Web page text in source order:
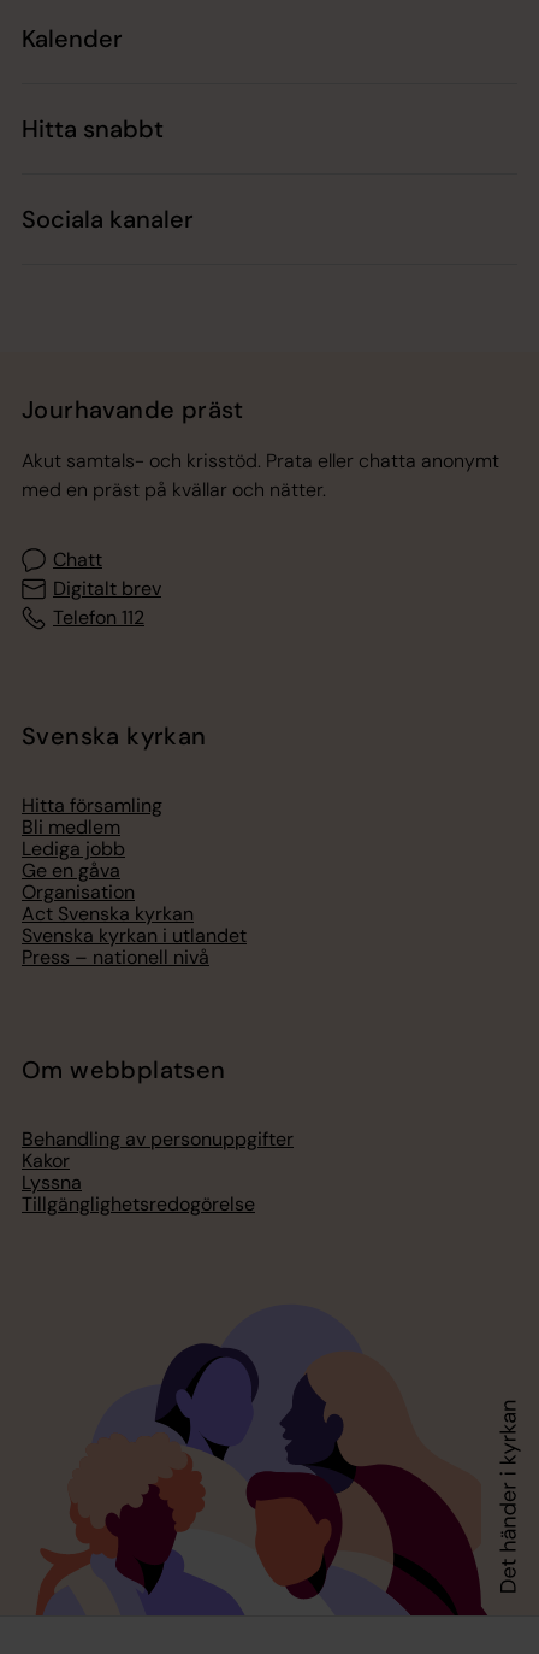
Kalender
Hitta snabbt
Sociala kanaler
Jourhavande präst
Akut samtals- och krisstöd. Prata eller chatta anonymt
med en präst på kvällar och nätter.
Chatt
Digitalt brev
Telefon 112
Svenska kyrkan
Hitta församling
Bli medlem
Lediga jobb
Ge en gåva
Organisation
Act Svenska kyrkan
Svenska kyrkan i utlandet
Press – nationell nivå
Om webbplatsen
Behandling av personuppgifter
Kakor
Lyssna
Tillgänglighetsredogörelse